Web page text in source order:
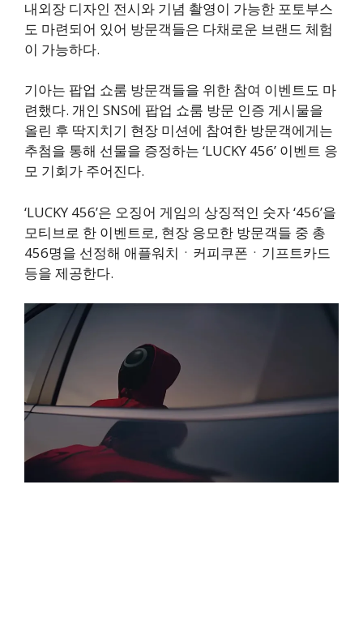
내외장 디자인 전시와 기념 촬영이 가능한 포토부스
도 마련되어 있어 방문객들은 다채로운 브랜드 체험
이 가능하다.
기아는 팝업 쇼룸 방문객들을 위한 참여 이벤트도 마
련했다. 개인 SNS에 팝업 쇼룸 방문 인증 게시물을
올린 후 딱지치기 현장 미션에 참여한 방문객에게는
추첨을 통해 선물을 증정하는 ‘LUCKY 456’ 이벤트 응
모 기회가 주어진다.
‘LUCKY 456’은 오징어 게임의 상징적인 숫자 ‘456’을
모티브로 한 이벤트로, 현장 응모한 방문객들 중 총
456명을 선정해 애플워치ㆍ커피쿠폰ㆍ기프트카드
등을 제공한다.